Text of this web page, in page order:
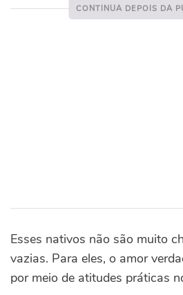
Esses nativos não são muito
vazias. Para eles, o amor
por meio de atitudes práticas